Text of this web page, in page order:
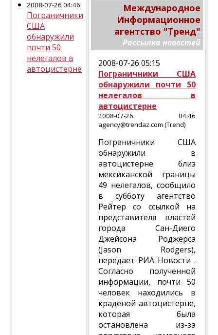
2008-07-26 04:46
Пограничники
США
обнаружили
почти 50
нелегалов в
автоцистерне
Международное
Информационное
агентство "Тренд"
Рассылка новостей
2008-07-26 05:15
Пограничники США
обнаружили почти 50
нелегалов в
автоцистерне
2008-07-26 04:46
agency@trendaz.com (Trend)
Пограничники США
обнаружили в
автоцистерне близ
мексиканской границы
49 нелегалов, сообщило
в субботу агентство
Рейтер со ссылкой на
представителя властей
города Сан-Диего
Джейсона Роджерса
(Jason Rodgers),
передает РИА Новости .
Согласно полученной
информации, почти 50
человек находились в
краденой автоцистерне,
которая была
остановлена из-за